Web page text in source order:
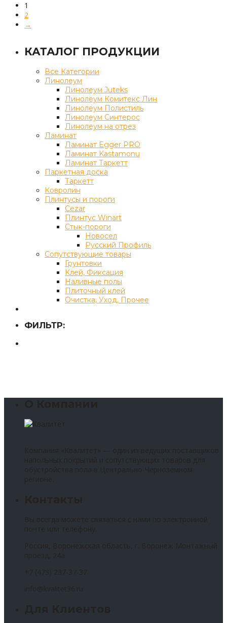
1
2
→
КАТАЛОГ ПРОДУКЦИИ
Все Категории
Линолеум
Линолеум Juteks
Линолеум Комитекс Лин
Линолеум Полистиль
Линолеум Синтерос
Линолеум на отрез
Ламинат
Ламинат Egger PRO
Ламинат Kastamonu
Ламинат Таркетт
Паркетная доска
Таркетт
Ковролин
Плинтусы и пороги
Cezar
Плинтус Winart
Стык-пороги
Новосел
Русский Профиль
Сопутствующие товары
Грунтовки
Клей, Фиксация
Наливные полы
Плиточный клей
Очистка, Уход, Прочее
ФИЛЬТР: